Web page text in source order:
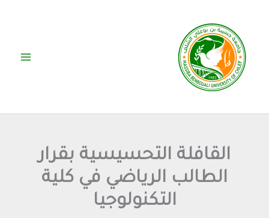
المحتوى
القافلة التحسيسية بقرار
الطالب الرياضي في كلية
التكنولوجيا